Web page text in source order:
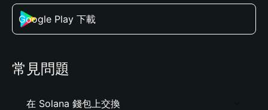
Google Play 下載
常見問題
在 Solana 錢包上交換